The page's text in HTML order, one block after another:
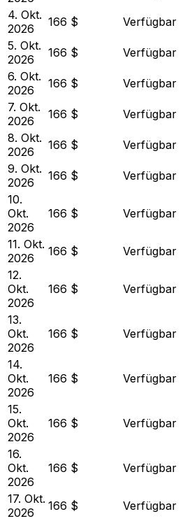
4. Okt.
2026
166 $ Verfügbar
5. Okt.
2026
166 $ Verfügbar
6. Okt.
2026
166 $ Verfügbar
7. Okt.
2026
166 $ Verfügbar
8. Okt.
2026
166 $ Verfügbar
9. Okt.
2026
166 $ Verfügbar
10.
Okt.
2026
166 $ Verfügbar
11. Okt.
2026
166 $ Verfügbar
12.
Okt.
2026
166 $ Verfügbar
13.
Okt.
2026
166 $ Verfügbar
14.
Okt.
2026
166 $ Verfügbar
15.
Okt.
2026
166 $ Verfügbar
16.
Okt.
2026
166 $ Verfügbar
17. Okt.
2026
166 $ Verfügbar